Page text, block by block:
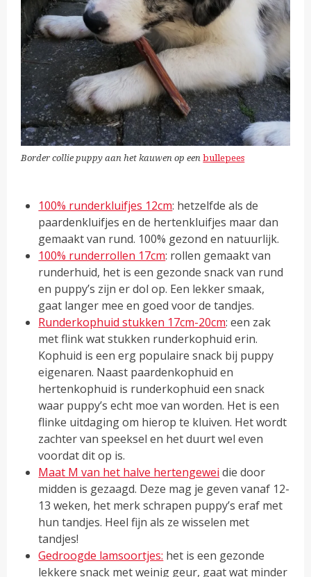
Border collie puppy aan het kauwen op eenbullepees
100% runderkluifjes 12cm: hetzelfde als de
paardenkluifjes en de hertenkluifjes maar dan
gemaakt van rund. 100% gezond en natuurlijk.
100% runderrollen 17cm: rollen gemaakt van
runderhuid, het is een gezonde snack van rund
en puppy’s zijn er dol op. Een lekker smaak,
gaat langer mee en goed voor de tandjes.
Runderkophuid stukken 17cm-20cm: een zak
met flink wat stukken runderkophuid erin.
Kophuid is een erg populaire snack bij puppy
eigenaren. Naast paardenkophuid en
hertenkophuid is runderkophuid een snack
waar puppy’s echt moe van worden. Het is een
flinke uitdaging om hierop te kluiven. Het wordt
zachter van speeksel en het duurt wel even
voordat dit op is.
Maat M van het halve hertengewei die door
midden is gezaagd. Deze mag je geven vanaf 12-
13 weken, het merk schrapen puppy’s eraf met
hun tandjes. Heel fijn als ze wisselen met
tandjes!
Gedroogde lamsoortjes: het is een gezonde
lekkere snack met weinig geur, gaat wat minder